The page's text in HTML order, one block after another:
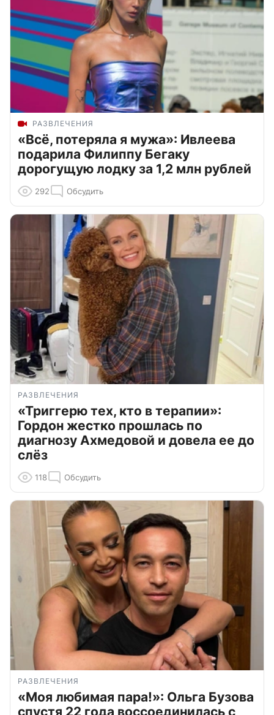
РАЗВЛЕЧЕНИЯ
«Всё, потеряла я мужа»: Ивлеева
подарила Филиппу Бегаку
дорогущую лодку за 1,2 млн рублей
292 Обсудить
РАЗВЛЕЧЕНИЯ
«Триггерю тех, кто в терапии»:
Гордон жестко прошлась по
диагнозу Ахмедовой и довела ее до
слёз
118 Обсудить
РАЗВЛЕЧЕНИЯ
«Моя любимая пара!»: Ольга Бузова
спустя 22 года воссоединилась с